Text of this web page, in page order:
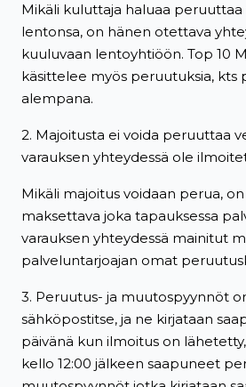
Mikäli kuluttaja haluaa peruuttaa
lentonsa, on hänen otettava
kuuluvaan lentoyhtiöön. Top 10
käsittelee myös peruutuksia, kts
alempana.
2. Majoitusta ei voida peruuttaa
varauksen yhteydessä ole
Mikäli majoitus voidaan perua,
maksettava joka tapauksessa
varauksen yhteydessä mainitut
palveluntarjoajan omat
3. Peruutus- ja muutospyynnöt
sähköpostitse, ja ne kirjataan
päivänä kun ilmoitus on
kello 12:00 jälkeen saapuneet